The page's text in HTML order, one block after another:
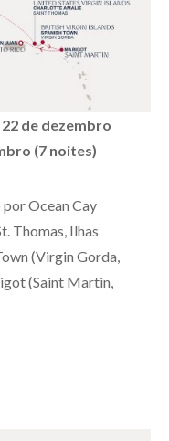
22 de dezembro
(7 noites)
por Ocean Cay
Thomas, Ilhas
(Virgin Gorda,
(Saint Martin,